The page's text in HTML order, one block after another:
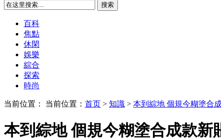
百科
焦點
休閑
娛樂
綜合
探索
時尚
当前位置： 当前位置： 首页 > 知識 > 本到綜地 個規今糊塗合
本到綜地 個規今糊塗合成款新